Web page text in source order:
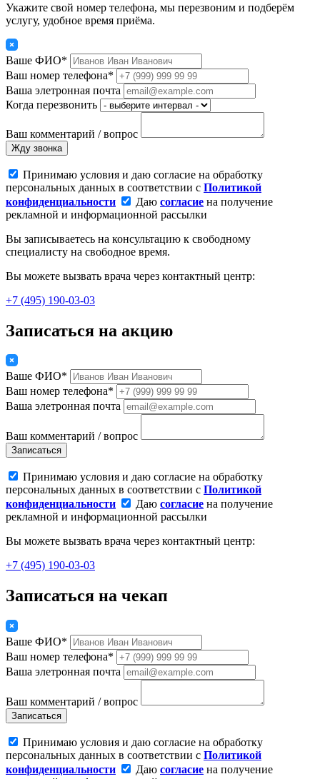
Укажите свой номер телефона, мы перезвоним и подберём
услугу, удобное время приёма.
Ваше ФИО*
Ваш номер телефона*
Ваша элетронная почта
Когда перезвонить
Ваш комментарий / вопрос
Жду звонка
Принимаю условия и даю согласие на обработку
персональных данных в соответствии с Политикой
конфиденциальности
Даю согласие на получение
рекламной и информационной рассылки
Вы записываетесь на консультацию к свободному
специалисту на свободное время.
Вы можете вызвать врача через контактный центр:
+7 (495) 190-03-03
Записаться на акцию
Ваше ФИО*
Ваш номер телефона*
Ваша элетронная почта
Ваш комментарий / вопрос
Записаться
Принимаю условия и даю согласие на обработку
персональных данных в соответствии с Политикой
конфиденциальности
Даю согласие на получение
рекламной и информационной рассылки
Вы можете вызвать врача через контактный центр:
+7 (495) 190-03-03
Записаться на чекап
Ваше ФИО*
Ваш номер телефона*
Ваша элетронная почта
Ваш комментарий / вопрос
Записаться
Принимаю условия и даю согласие на обработку
персональных данных в соответствии с Политикой
конфиденциальности
Даю согласие на получение